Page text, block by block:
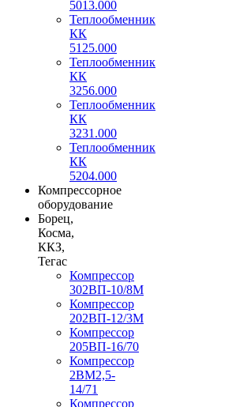
5013.000
Теплообменник
КК
5125.000
Теплообменник
КК
3256.000
Теплообменник
КК
3231.000
Теплообменник
КК
5204.000
Компрессорное
оборудование
Борец,
Косма,
ККЗ,
Тегас
Компрессор
302ВП-10/8М
Компрессор
202ВП-12/3М
Компрессор
205ВП-16/70
Компрессор
2ВМ2,5-
14/71
Компрессор